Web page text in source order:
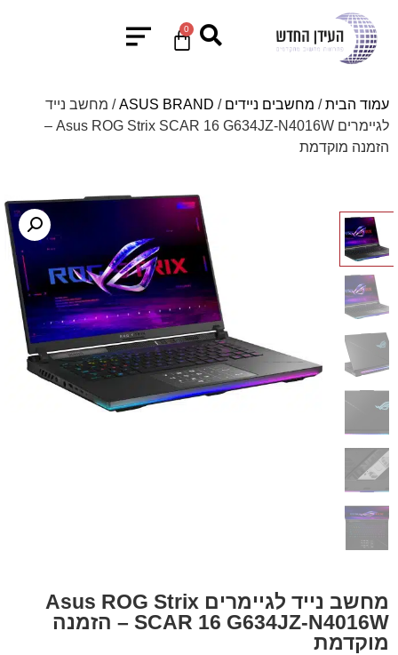
0
עמוד הבית/ מחשבים ניידים /
ASUS BRAND/ מחשב נייד
לגיימרים Asus ROG Strix SCAR 16 G634JZ-N4016W –
הזמנה מוקדמת
מחשב נייד לגיימרים Asus ROG Strix
SCAR 16 G634JZ-N4016W – הזמנה
מוקדמת